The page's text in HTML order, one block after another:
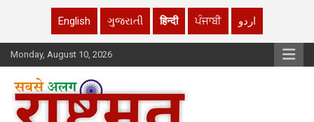
English ગુજરાતી हिन्दी ਪੰਜਾਬੀ اردو
Skip
to
Monday, August 10, 2026